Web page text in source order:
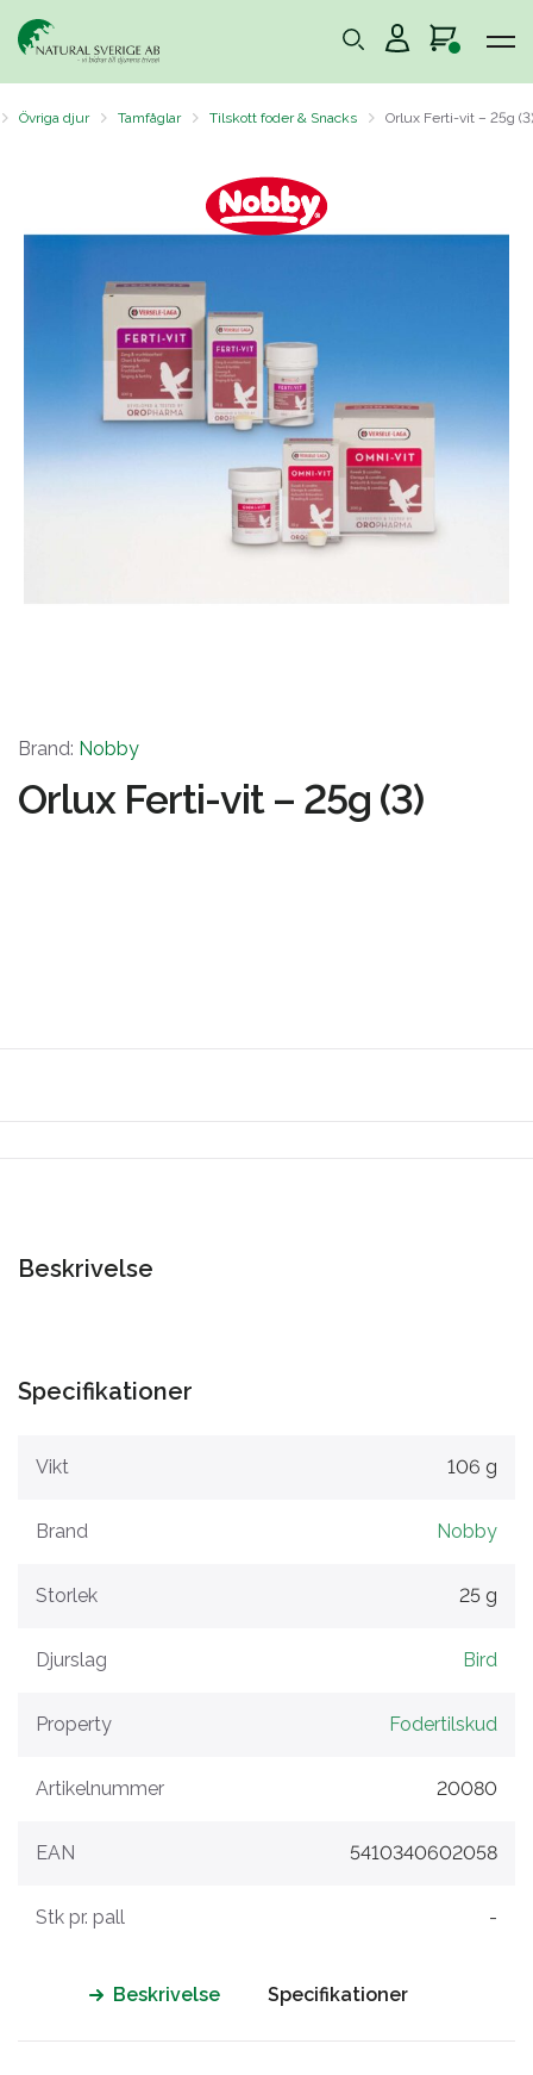
Övriga djur Tamfåglar Tilskott foder & Snacks Orlux Ferti-vit – 25g (3)
Brand: Nobby
Orlux Ferti-vit – 25g (3)
Beskrivelse
Specifikationer
Vikt 106 g
Brand Nobby
Storlek 25 g
Djurslag Bird
Property Fodertilskud
Artikelnummer 20080
EAN 5410340602058
Stk pr. pall -
Beskrivelse Specifikationer